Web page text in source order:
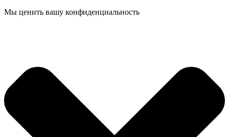
Мы ценить вашу конфиденциальность